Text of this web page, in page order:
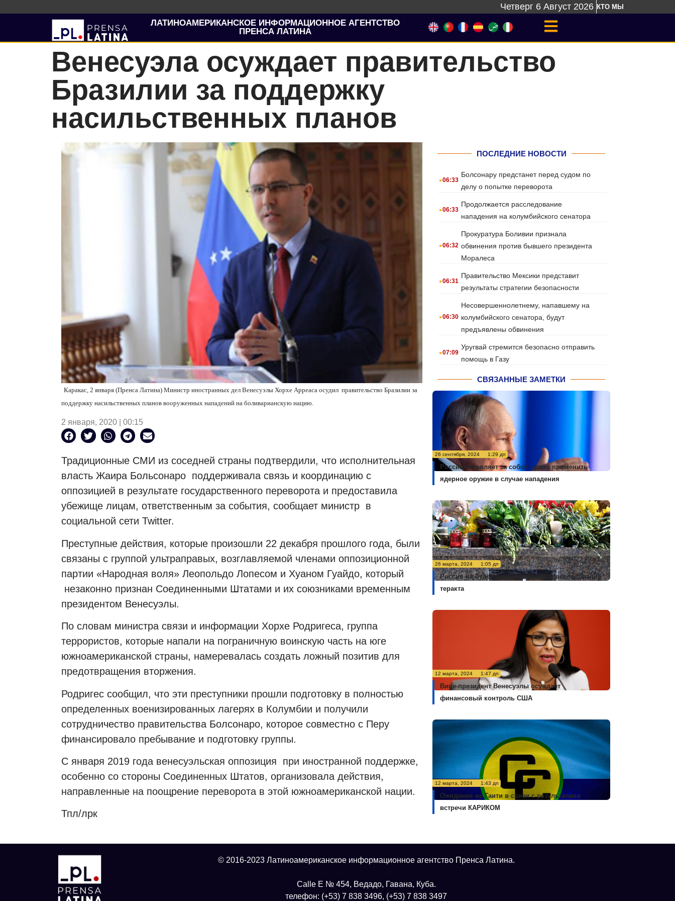
Четверг 6 Август 2026 КТО МЫ
ЛАТИНОАМЕРИКАНСКОЕ ИНФОРМАЦИОННОЕ АГЕНТСТВО
ПРЕНСА ЛАТИНА
Венесуэла осуждает правительство
Бразилии за поддержку
насильственных планов
Каракас, 2 января (Пренса Латина) Министр иностранных дел Венесуэлы Хорхе Арреаса осудил правительство Бразилии за
поддержку насильственных планов вооруженных нападений на боливарианскую нацию.
2 января, 2020 | 00:15
Традиционные СМИ из соседней страны подтвердили, что исполнительная
власть Жаира Больсонаро поддерживала связь и координацию с
оппозицией в результате государственного переворота и предоставила
убежище лицам, ответственным за события, сообщает министр в
социальной сети Twitter.
Преступные действия, которые произошли 22 декабря прошлого года, были
связаны с группой ультраправых, возглавляемой членами оппозиционной
партии «Народная воля» Леопольдо Лопесом и Хуаном Гуайдо, который
незаконно признан Соединенными Штатами и их союзниками временным
президентом Венесуэлы.
По словам министра связи и информации Хорхе Родригеса, группа
террористов, которые напали на пограничную воинскую часть на юге
южноамериканской страны, намеревалась создать ложный позитив для
предотвращения вторжения.
Родригес сообщил, что эти преступники прошли подготовку в полностью
определенных военизированных лагерях в Колумбии и получили
сотрудничество правительства Болсонаро, которое совместно с Перу
финансировало пребывание и подготовку группы.
С января 2019 года венесуэльская оппозиция
при иностранной поддержке,
особенно со стороны Соединенных Штатов, организовала действия,
направленные на поощрение переворота в этой южноамериканской нации.
Тпл/лрк
ПОСЛЕДНИЕ НОВОСТИ
.06:33
Болсонару предстанет перед судом по
делу о попытке переворота
.06:33
Продолжается расследование
нападения на колумбийского сенатора
.06:32
Прокуратура Боливии признала
обвинения против бывшего президента
Моралеса
.06:31
Правительство Мексики представит
результаты стратегии безопасности
.06:30
Несовершеннолетнему, напавшему на
колумбийского сенатора, будут
предъявлены обвинения
.07:09
Уругвай стремится безопасно отправить
помощь в Газу
СВЯЗАННЫЕ ЗАМЕТКИ
26 сентября, 2024 1:29 дп
Россия оставляет за собой право применить
ядерное оружие в случае нападения
26 марта, 2024 1:05 дп
Россия не будет комментировать расследование
теракта
12 марта, 2024 1:47 дп
Вице-президент Венесуэлы осуждает
финансовый контроль США
12 марта, 2024 1:43 дп
Ожидания на Гаити в связи с результатами
встречи КАРИКОМ
© 2016-2023 Латиноамериканское информационное агентство Пренса Латина.
Calle E № 454, Ведадо, Гавана, Куба.
телефон: (+53) 7 838 3496, (+53) 7 838 3497